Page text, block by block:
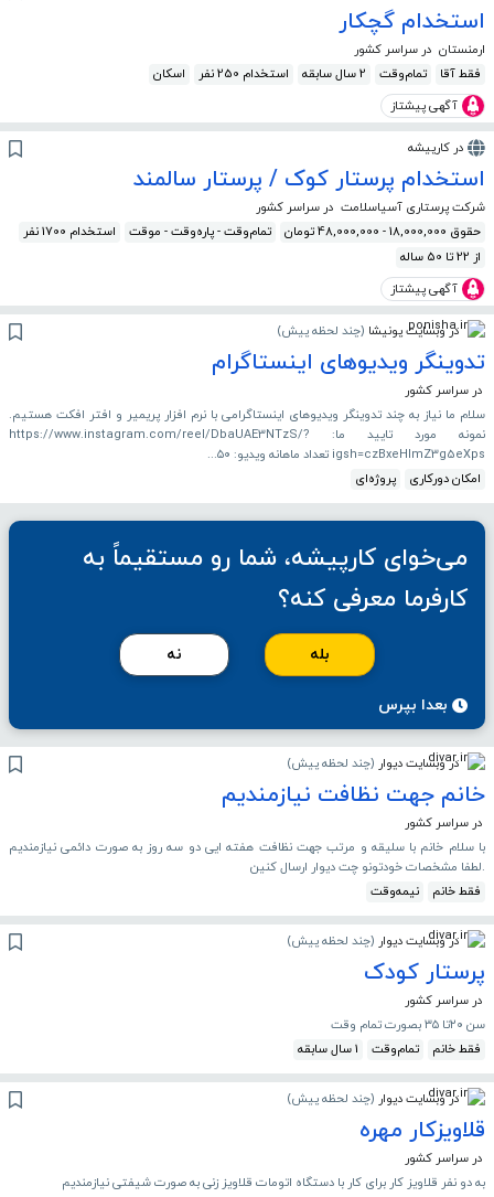
استخدام گچکار
ارمنستان در سراسر کشور
فقط آقا
تمام‌وقت 2 سال سابقه استخدام 250 نفر
اسکان
آگهی پیشتاز
در کارپیشه
استخدام پرستار کوک / پرستار سالمند
شرکت پرستاری آسیاسلامت در سراسر کشور
حقوق 18,000,000 - 48,000,000 تومان
تمام‌وقت - پاره‌وقت - موقت
استخدام 1700 نفر
از 22 تا 50 ساله
آگهی پیشتاز
در وبسایت پونیشا (چند لحظه پیش)
تدوینگر ویدیوهای اینستاگرام
در سراسر کشور
سلام ما نیاز به چند تدوینگر ویدیوهای اینستاگرامی با نرم افزار پریمیر و افتر افکت هستیم.
نمونه مورد تایید ما: https://www.instagram.com/reel/DbaUAE3NTzS/?
igsh=czBxeHlmZ3g5eXps تعداد ماهانه ویدیو: ۵۰...
امکان دورکاری
پروژه‌ای
می‌خوای کارپیشه، شما رو مستقیماً به
کارفرما معرفی کنه؟
بله نه
بعدا بپرس
در وبسایت دیوار (چند لحظه پیش)
خانم جهت نظافت نیازمندیم
در سراسر کشور
با سلام خانم با سلیقه و مرتب جهت نظافت هفته ایی دو سه روز به صورت دائمی نیازمندیم
.لطفا مشخصات خودتونو چت دیوار ارسال کنین
فقط خانم
نیمه‌وقت
در وبسایت دیوار (چند لحظه پیش)
پرستار کودک
در سراسر کشور
سن ۲۰تا ۳۵ بصورت تمام وقت
فقط خانم
تمام‌وقت 1 سال سابقه
در وبسایت دیوار (چند لحظه پیش)
قلاویزکار مهره
در سراسر کشور
به دو نفر قلاویز کار برای کار با دستگاه اتومات قلاویز زنی به صورت شیفتی نیازمندیم